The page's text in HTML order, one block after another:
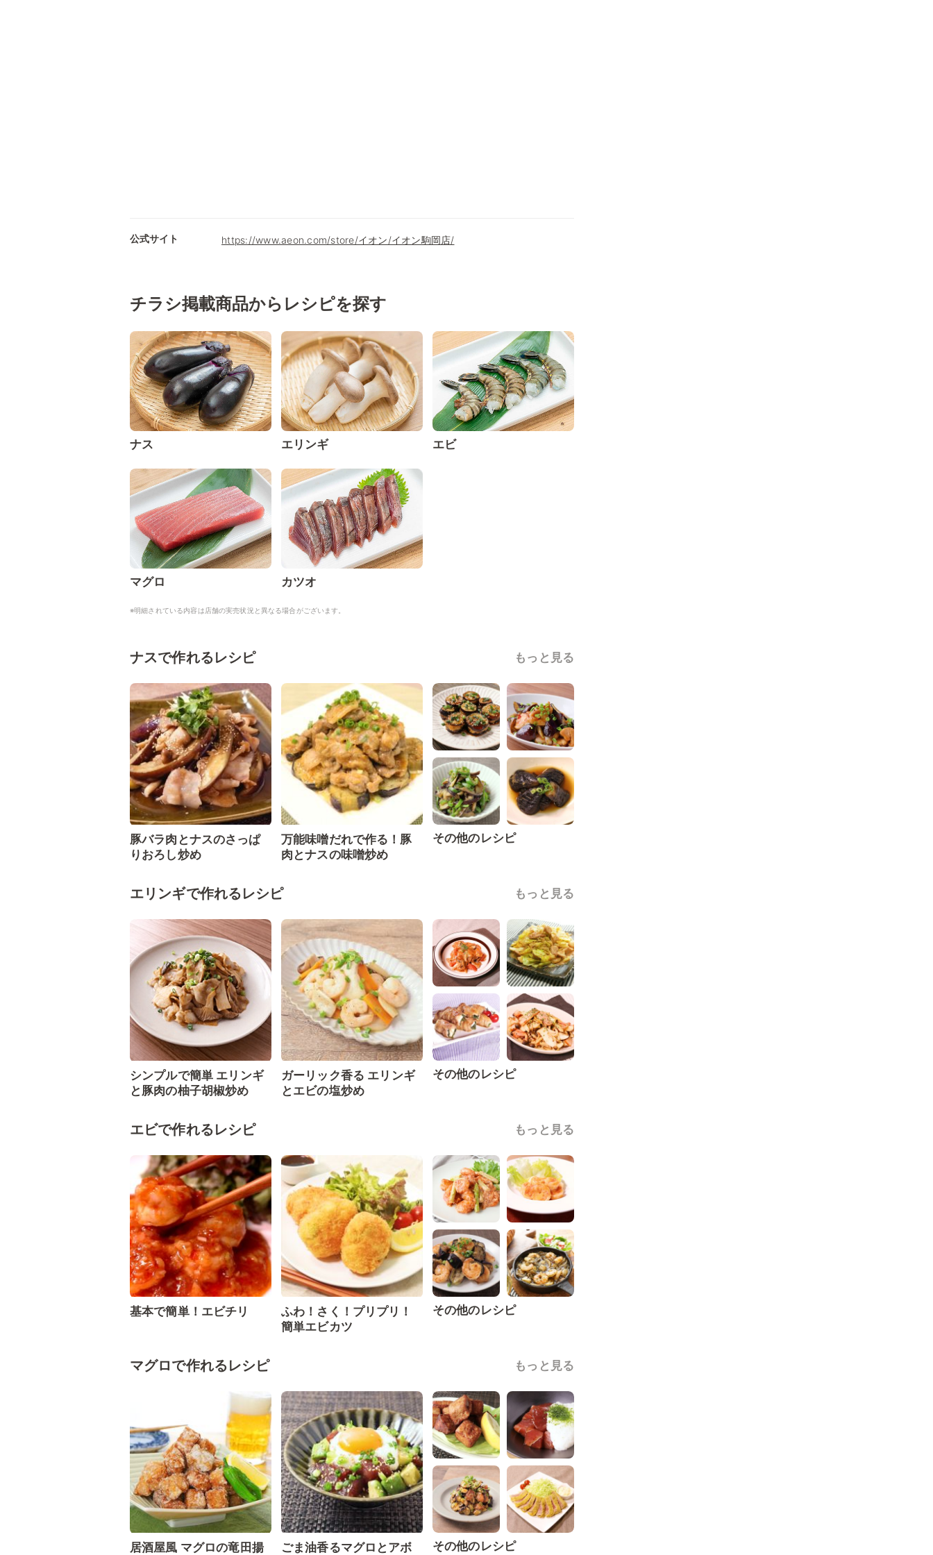
公式サイト https://www.aeon.com/store/イオン/イオン駒岡店/
チラシ掲載商品からレシピを探す
ナス エリンギ エビ
マグロ カツオ
※明細されている内容は店舗の実売状況と異なる場合がございます。
ナスで作れるレシピ もっと見る
豚バラ肉とナスのさっぱ
りおろし炒め
万能味噌だれで作る！豚
肉とナスの味噌炒め
その他のレシピ
エリンギで作れるレシピ もっと見る
シンプルで簡単 エリンギ
と豚肉の柚子胡椒炒め
ガーリック香る エリンギ
とエビの塩炒め
その他のレシピ
エビで作れるレシピ もっと見る
基本で簡単！エビチリ
ふわ！さく！プリプリ！
簡単エビカツ
その他のレシピ
マグロで作れるレシピ もっと見る
居酒屋風 マグロの竜田揚 ごま油香るマグロとアボ その他のレシピ